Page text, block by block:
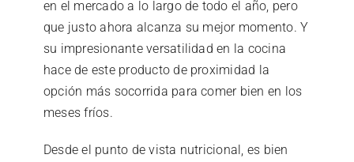
en el mercado a lo largo de todo el año, pero
que justo ahora alcanza su mejor momento. Y
su impresionante versatilidad en la cocina
hace de este producto de proximidad la
opción más socorrida para comer bien en los
meses fríos.
Desde el punto de vista nutricional, es bien